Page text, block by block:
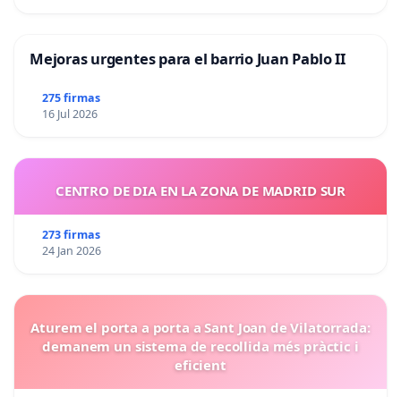
Mejoras urgentes para el barrio Juan Pablo II
275 firmas
16 Jul 2026
CENTRO DE DIA EN LA ZONA DE MADRID SUR
273 firmas
24 Jan 2026
Aturem el porta a porta a Sant Joan de Vilatorrada:
demanem un sistema de recollida més pràctic i
eficient